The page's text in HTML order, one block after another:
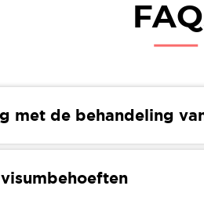
met de behandeling
bent om van Griekenland
van visa kan